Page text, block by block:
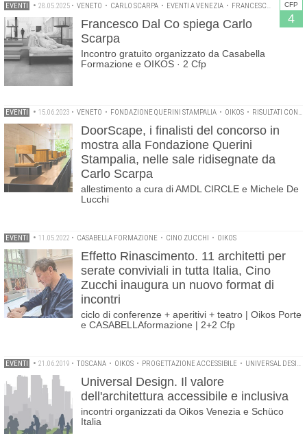
CFP
4
EVENTI • 28.05.2025 • VENETO • CARLO SCARPA • EVENTI A VENEZIA • FRANCESCO DAL CO
Francesco Dal Co spiega Carlo
Scarpa
Incontro gratuito organizzato da Casabella
Formazione e OIKOS · 2 Cfp
EVENTI • 15.06.2023 • VENETO • FONDAZIONE QUERINI STAMPALIA • OIKOS • RISULTATI CONCORSI
DoorScape, i finalisti del concorso in
mostra alla Fondazione Querini
Stampalia, nelle sale ridisegnate da
Carlo Scarpa
allestimento a cura di AMDL CIRCLE e Michele De
Lucchi
EVENTI • 11.05.2022 • CASABELLA FORMAZIONE • CINO ZUCCHI • OIKOS
Effetto Rinascimento. 11 architetti per
serate conviviali in tutta Italia, Cino
Zucchi inaugura un nuovo format di
incontri
ciclo di conferenze + aperitivi + teatro | Oikos Porte
e CASABELLAformazione | 2+2 Cfp
EVENTI • 21.06.2019 • TOSCANA • OIKOS • PROGETTAZIONE ACCESSIBILE • UNIVERSAL DESIGN
Universal Design. Il valore
dell'architettura accessibile e inclusiva
incontri organizzati da Oikos Venezia e Schüco
Italia